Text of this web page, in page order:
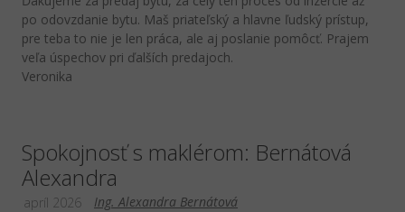
po odovzdanie bytu. Maš priateľský a hlavne ľudský prístup,
pre teba to nie je len práca, ale aj poslanie pomôcť. Prajem
veľa úspechov pri ďalších predajoch.
Veronika
Spokojnosť s maklérom: Bernátová
Alexandra
Ing. Alexandra Bernátová
apríl 2026